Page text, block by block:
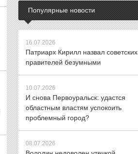
Популярные новости
16.07.2026
Патриарх Кирилл назвал советских
правителей безумными
10.07.2026
И снова Первоуральск: удастся
областным властям успокоить
проблемный город?
08.07.2026